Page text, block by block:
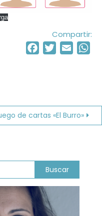
Compartir:
Facebook
TwitterEmail
de cartas «El Burro»
Buscar: